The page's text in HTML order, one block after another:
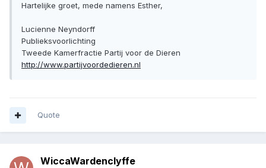
Hartelijke groet, mede namens Esther,
Lucienne Neyndorff
Publieksvoorlichting
Tweede Kamerfractie Partij voor de Dieren
http://www.partijvoordedieren.nl
Quote
WiccaWardenclyffe